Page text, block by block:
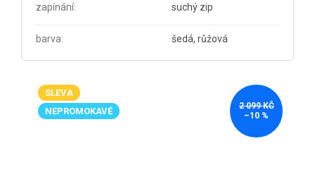
zapínání: suchý zip
barva: šedá, růžová
SLEVA
NEPROMOKAVÉ
2 099 KČ
–10 %